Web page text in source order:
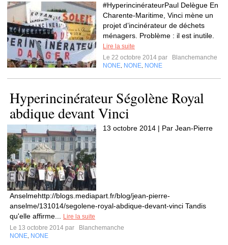
#HyperincinérateurPaul Delègue En
Charente-Maritime, Vinci mène un
projet d’incinérateur de déchets
ménagers. Problème : il est inutile.
Lire la suite
Le 22 octobre 2014 par
Blanchemanche
NONE NONE NONE
Hyperincinérateur Ségolène Royal
abdique devant Vinci
13 octobre 2014 | Par Jean-Pierre
Anselmehttp://blogs.mediapart.fr/blog/jean-pierre-
anselme/131014/segolene-royal-abdique-devant-vinci Tandis
qu'elle affirme...
Lire la suite
Le 13 octobre 2014 par
Blanchemanche
NONE NONE